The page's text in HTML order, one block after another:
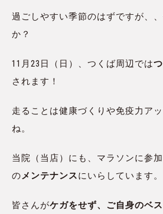
過ごしやすい季節のはずですが、
か？
11月23日（日）、つくば周辺では
されます！
走ることは健康づくりや免疫力ア
ね。
当院（当店）にも、マラソンに参
のメンテナンスにいらしています。
皆さんがケガをせず、ご自身のベ